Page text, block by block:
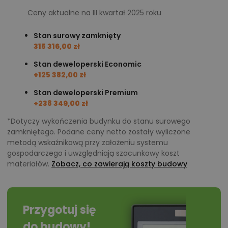
łącznikiem między domem a ogrodem, zapraszają do
środka naturalne światło. Na pewno je docenimy!
Poddasze - prywatna część domu Diona
Mała
do prywatnej części pomieszczeń.
balkonów. Ich powierzchnia wynosi: 10,81 m², 10,91 m²
oraz 11,55 m². Na tej samej kondygnacji umieszczono
także rodzinną łazienkę, garderobę oraz dodatkowe
przydatne pomieszczenie gospodarcze, pomyślane
jako połączenie pralni z suszarnią.
etapie eksploatacji. Jeżeli poszukujemy budynku w
Ceny aktualne na III kwartał 2025 roku
Stan surowy zamknięty
315 316,00 zł
Stan deweloperski Economic
+125 382,00 zł
Stan deweloperski Premium
+238 349,00 zł
*Dotyczy wykończenia budynku do stanu surowego
zamkniętego. Podane ceny netto zostały wyliczone
metodą wskaźnikową przy założeniu systemu
gospodarczego i uwzględniają szacunkowy koszt
materiałów. Zobacz, co zawierają koszty budowy
Przygotuj się